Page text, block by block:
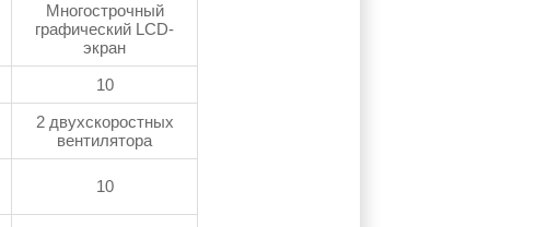
Многострочный
графический LСD-
экран
10
2 двухскоростных
вентилятора
10